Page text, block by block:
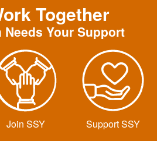
Together
Needs Your Support
Join SSY Support SSY